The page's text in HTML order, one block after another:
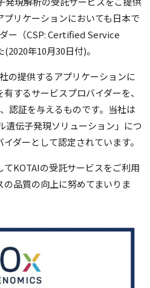
リケーションにおいても日本で
ー（CSP: Certified Service
年10月30日付)。
の提供するアプリケーションに
するサービスプロバイダーを、
認証を与えるものです。当社は
遺伝子発現ソリューション」につ
ダーとして認定されています。
KOTAIの受託サービスをご利用
品質の向上に努めてまいりま